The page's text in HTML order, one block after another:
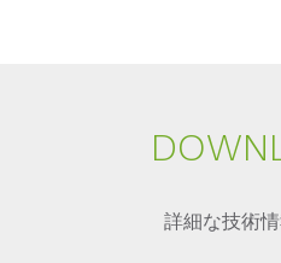
詳細な技術